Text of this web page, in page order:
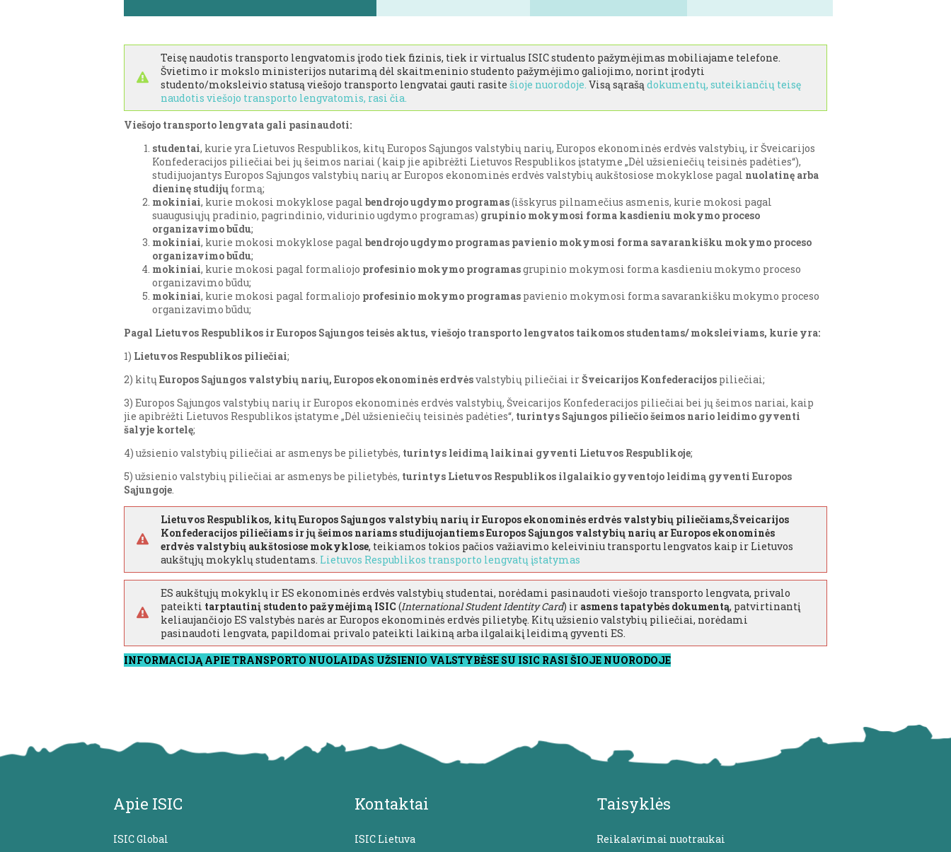
Teisę naudotis transporto lengvatomis įrodo tiek fizinis, tiek ir virtualus ISIC studento pažymėjimas mobiliajame telefone.
Švietimo ir mokslo ministerijos nutarimą dėl skaitmeninio studento pažymėjimo galiojimo, norint įrodyti
studento/moksleivio statusą viešojo transporto lengvatai gauti rasite šioje nuorodoje. Visą sąrašądokumentų, suteikiančių teisę
naudotis viešojo transporto lengvatomis, rasi čia.
Viešojo transporto lengvata gali pasinaudoti:
studentai, kurie yra Lietuvos Respublikos, kitų Europos Sąjungos valstybių narių, Europos ekonominės erdvės valstybių, ir Šveicarijos
Konfederacijos piliečiai bei jų šeimos nariai ( kaip jie apibrėžti Lietuvos Respublikos įstatyme „Dėl užsieniečių teisinės padėties“),
studijuojantys Europos Sąjungos valstybių narių ar Europos ekonominės erdvės valstybių aukštosiose mokyklose pagal nuolatinę arba
dieninę studijų formą;
mokiniai, kurie mokosi mokyklose pagal bendrojo ugdymo programas(išskyrus pilnamečius asmenis, kurie mokosi pagal
suaugusiųjų pradinio, pagrindinio, vidurinio ugdymo programas) grupinio mokymosi forma kasdieniu mokymo proceso
organizavimo būdu;
mokiniai, kurie mokosi mokyklose pagal bendrojo ugdymo programas pavienio mokymosi forma savarankišku mokymo proceso
organizavimo būdu;
mokiniai, kurie mokosi pagal formaliojo profesinio mokymo programasgrupinio mokymosi forma kasdieniu mokymo proceso
organizavimo būdu;
mokiniai, kurie mokosi pagal formaliojo profesinio mokymo programas pavienio mokymosi forma savarankišku mokymo proceso
organizavimo būdu;
Pagal Lietuvos Respublikos ir Europos Sąjungos teisės aktus, viešojo transporto lengvatos taikomos studentams/ moksleiviams, kurie yra:
1) Lietuvos Respublikos piliečiai;
2) kitų Europos Sąjungos valstybių narių, Europos ekonominės erdvėsvalstybių piliečiai irŠveicarijos Konfederacijos piliečiai;
3) Europos Sąjungos valstybių narių ir Europos ekonominės erdvės valstybių, Šveicarijos Konfederacijos piliečiai bei jų šeimos nariai, kaip
jie apibrėžti Lietuvos Respublikos įstatyme „Dėl užsieniečių teisinės padėties“, turintys Sąjungos piliečio šeimos nario leidimo gyventi
šalyje kortelę;
4) užsienio valstybių piliečiai ar asmenys be pilietybės, turintys leidimą laikinai gyventi Lietuvos Respublikoje;
5) užsienio valstybių piliečiai ar asmenys be pilietybės, turintys Lietuvos Respublikos ilgalaikio gyventojo leidimą gyventi Europos
Sąjungoje.
Lietuvos Respublikos, kitų Europos Sąjungos valstybių narių ir Europos ekonominės erdvės valstybių piliečiams,Šveicarijos
Konfederacijos piliečiams ir jų šeimos nariams studijuojantiems Europos Sąjungos valstybių narių ar Europos ekonominės
erdvės valstybių aukštosiose mokyklose, teikiamos tokios pačios važiavimo keleiviniu transportu lengvatos kaip ir Lietuvos
aukštųjų mokyklų studentams. Lietuvos Respublikos transporto lengvatų įstatymas
ES aukštųjų mokyklų ir ES ekonominės erdvės valstybių studentai, norėdami pasinaudoti viešojo transporto lengvata, privalo
pateikti tarptautinį studento pažymėjimą ISIC (International Student Identity Card) ir asmens tapatybės dokumentą, patvirtinantį
keliaujančiojo ES valstybės narės ar Europos ekonominės erdvės pilietybę. Kitų užsienio valstybių piliečiai, norėdami
pasinaudoti lengvata, papildomai privalo pateikti laikiną arba ilgalaikį leidimą gyventi ES.
INFORMACIJĄ APIE TRANSPORTO NUOLAIDAS UŽSIENIO VALSTYBĖSE SU ISIC RASI ŠIOJE NUORODOJE
Apie ISIC
ISIC Global
Kontaktai
ISIC Lietuva
Taisyklės
Reikalavimai nuotraukai